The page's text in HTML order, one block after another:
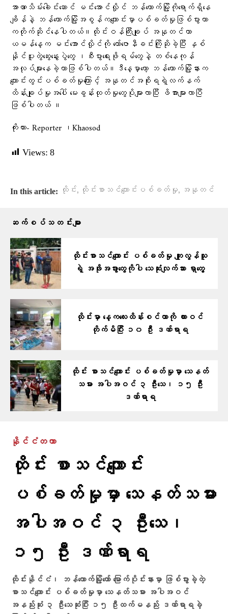
အာဏာသိမ်း​ခေါင်း​ဆောင် မင်း​အောင်လှိုင် ဘန်​ကောက်မြို့ကို​ရောက်ရှိ​နေ
ချိန်နဲ့ ဘန်​ကောက်မြို့အစွန်က​ကျောင်းမှာပစ်ခတ်မှုဖြစ်ပွားတာ
ကတိုက်ဆိုင်​နေပါတယ်။ထိုင်းဝန်ကြီးချုပ် အနုတင်ဟာ
ယမန်​နေ့က မင်း​အောင်လှိုင်ကို ​ကော်​​​ဇောနီခင်းကြိုဆိုခဲ့ပြီး နှစ်
နိုင်ပူးတွဲ​ဆွေး​နွေးပွဲ​တွေ ၊စီးပွား​ရေးဖိုရမ်​တွေနဲ့ တစ်​နေကုန်
အလုပ်များ​နေခဲ့တာဖြစ်ပါတယ်။ဒီ​နေ့မှာ​တော့ ​ဘန်​ကောက်မြို့နားက​
ကျောင်းတွင်းပစ်ခတ်မှု​ကြောင့် အနုတင်အစိုးရရဲ့လက်နက်
ထိန်းချုပ်မှုအ​ပေါ် ​မေးခွန်းထုတ်မှု​တွေပိုများလာပြီး ဖိအားများလာပြီ
ဖြစ်ပါတယ် ။
ကိုးကား- Reporter ၊Khaosod
Views: 8
In this article: ထိုင်း, ထိုင်းစာသင်ကျောင်းပစ်ခတ်မှု, အနုတင်
ဆက်စပ်သတင်းများ
ထိုင်းစာသင်ကျောင်း ပစ်ခတ်မှု ကျူးလွန်သူ
ရဲ့ အဖိုးအဖွားတွေကိုပါ သေဆုံးလျက်သား ရှာတွေ့
ထိုင်းမှာ နေ့ကလေးထိန်းစင်တာကို ကားဝင်
တိုက်မိပြီး ၁၀ ဦး ဒဏ်ရာရ
ထိုင်း စာသင်ကျောင်း ပစ်ခတ်မှုမှာ သေနတ်
သမား အပါအဝင် ၃ ဦးသေ၊ ၁၅ ဦး
ဒဏ်ရာရ
နိုင်ငံတကာ
ထိုင်း စာသင်ကျောင်း
ပစ်ခတ်မှုမှာ သေနတ်သမား
အပါအဝင် ၃ ဦးသေ၊
၁၅ ဦး ဒဏ်ရာရ
ထိုင်းနိုင်ငံ၊ ဘန်ကောက်မြို့တော် မြောက်ပိုင်းနားမှာ ဖြစ်ပွားခဲ့တဲ့
စာသင်ကျောင်း ပစ်ခတ်မှုမှာ သေနတ်သမား အပါအဝင်
အနည်းဆုံး ၃ ဦးသေဆုံးပြီး ၁၅ ဦးထက်မနည်း ဒဏ်ရာရခဲ့